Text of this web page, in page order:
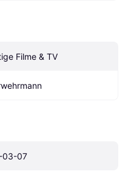
Filme & TV
03-07